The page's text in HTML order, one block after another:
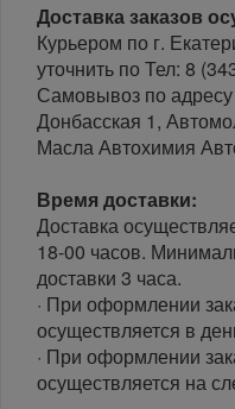
Доставка заказов
Курьером по г.
уточнить по Тел: 8
Самовывоз по адресу
Донбасская 1,
Масла Автохимия
Время доставки:
Доставка
18-00 часов.
доставки 3 часа.
· При оформлении
осуществляется в
· При оформлении
осуществляется на